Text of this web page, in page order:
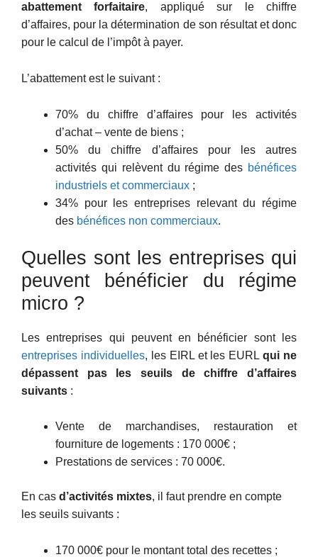
abattement forfaitaire, appliqué sur le chiffre
d’affaires, pour la détermination de son résultat et donc
pour le calcul de l’impôt à payer.
L’abattement est le suivant :
70% du chiffre d’affaires pour les activités
d’achat – vente de biens ;
50% du chiffre d’affaires pour les autres
activités qui relèvent du régime des bénéfices
industriels et commerciaux ;
34% pour les entreprises relevant du régime
des bénéfices non commerciaux.
Quelles sont les entreprises qui
peuvent bénéficier du régime
micro ?
Les entreprises qui peuvent en bénéficier sont les
entreprises individuelles, les EIRL et les EURLqui ne
dépassent pas les seuils de chiffre d’affaires
suivants :
Vente de marchandises, restauration et
fourniture de logements : 170 000€ ;
Prestations de services : 70 000€.
En cas d’activités mixtes, il faut prendre en compte
les seuils suivants :
170 000€ pour le montant total des recettes ;